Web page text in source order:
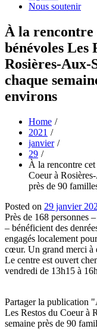
Nous soutenir
À la rencontre
bénévoles Les
Rosières-Aux-
chaque
environs
Home
2021
janvier
29
À la rencontre
Coeur à
près de 90
Posted on 29 janvier
Près de 168 personnes
– bénéficient des
engagés localement
cœur. Un grand merci à
Le centre est ouvert
vendredi de 13h15 à
Partager la publication
Les Restos du Coeur à
semaine près de 90